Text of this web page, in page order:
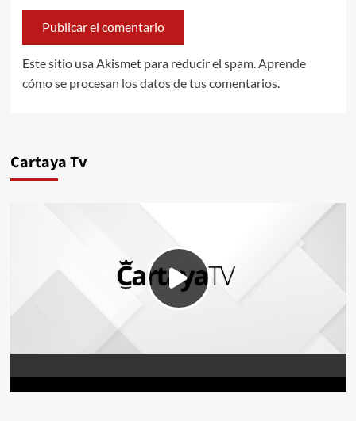
Este sitio usa Akismet para reducir el spam. Aprende
cómo se procesan los datos de tus comentarios.
Cartaya Tv